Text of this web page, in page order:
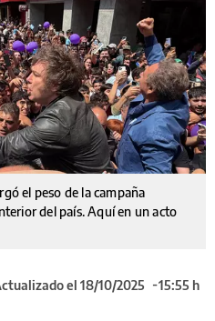
el peso de la campaña
del país. Aquí en un acto
el 18/10/2025
15:55 h